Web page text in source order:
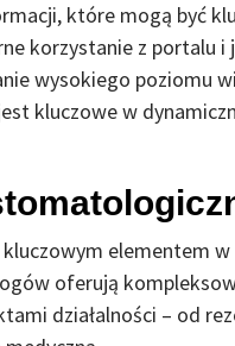
które mogą być
korzystanie z portalu i
wysokiego poziomu
kluczowe w
elementem
oferują
działalności – od